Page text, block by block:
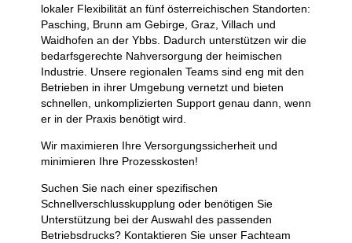
lokaler Flexibilität an fünf österreichischen Standorten:
Pasching, Brunn am Gebirge, Graz, Villach und
Waidhofen an der Ybbs. Dadurch unterstützen wir die
bedarfsgerechte Nahversorgung der heimischen
Industrie. Unsere regionalen Teams sind eng mit den
Betrieben in ihrer Umgebung vernetzt und bieten
schnellen, unkomplizierten Support genau dann, wenn
er in der Praxis benötigt wird.
Wir maximieren Ihre Versorgungssicherheit und
minimieren Ihre Prozesskosten!
Suchen Sie nach einer spezifischen
Schnellverschlusskupplung oder benötigen Sie
Unterstützung bei der Auswahl des passenden
Betriebsdrucks? Kontaktieren Sie unser Fachteam